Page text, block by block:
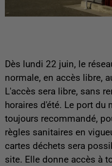
Dès lundi 22 juin, le
normale, en accès libre,
L'accès sera libre, sans
horaires d'été. Le port du
toujours recommandé,
règles sanitaires en
cartes déchets sera
site. Elle donne accès à